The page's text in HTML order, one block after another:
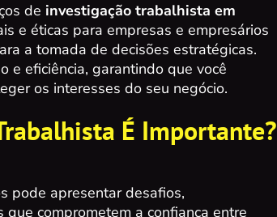
de investigação trabalhista em
e éticas para empresas e empresários
a tomada de decisões estratégicas.
e eficiência, garantindo que você
os interesses do seu negócio.
É Importante?
pode apresentar desafios,
comprometem a confiança entre